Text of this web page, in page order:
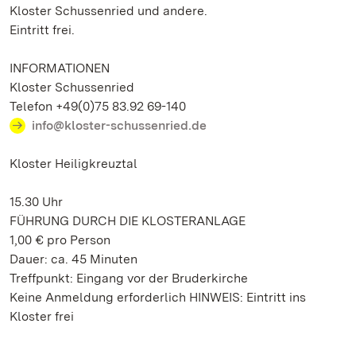
Kloster Schussenried und andere.
Eintritt frei.
INFORMATIONEN
Kloster Schussenried
Telefon +49(0)75 83.92 69-140
info@kloster-schussenried.de
Kloster Heiligkreuztal
15.30 Uhr
FÜHRUNG DURCH DIE KLOSTERANLAGE
1,00 € pro Person
Dauer: ca. 45 Minuten
Treffpunkt: Eingang vor der Bruderkirche
Keine Anmeldung erforderlich HINWEIS: Eintritt ins
Kloster frei